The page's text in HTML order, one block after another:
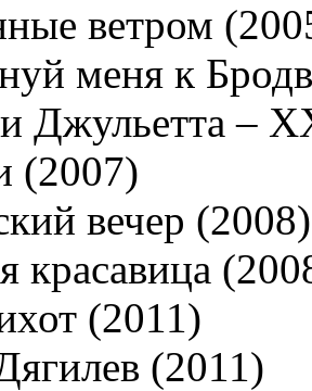
ветром
меня к
Джульетта –
(2007)
вечер (2008)
красавица
(2011)
(2011)